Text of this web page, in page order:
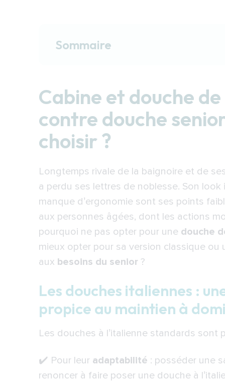
Sommaire
que choisir ?
Les douches italiennes : une
domicile
La douche senior à l’italienne :
version classique ?
Les travaux et leurs montants :
senior
Nos modèles de douche senior
installation au plus près de vos
Le conseil Indépendance Royale
StylDouche® : l’alliance du bien-
personne
Les atouts de l’offre
service de votre salle de bain
Cabine et douche
contre douche
choisir ?
Longtemps rivale de la baignoire et de
a perdu ses lettres de noblesse. Son
manque d’ergonomie sont ses points
aux personnes âgées, dont les actions
pourquoi ne pas opter pour une douche
mieux opter pour sa version classique
aux besoins du senior ?
Les douches italiennes :
propice au maintien à
Les douches à l’italienne standards sont
✔️ Pour leur adaptabilité : posséder une
renoncer à faire poser une douche à